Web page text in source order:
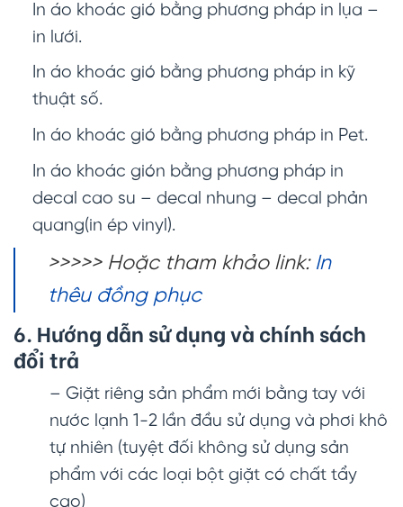
In áo khoác gió bằng phương pháp in lụa –
in lưới.
In áo khoác gió bằng phương pháp in kỹ
thuật số.
In áo khoác gió bằng phương pháp in Pet.
In áo khoác gión bằng phương pháp in
decal cao su – decal nhung – decal phản
quang(in ép vinyl).
>>>>> Hoặc tham khảo link: In
thêu đồng phục
6. Hướng dẫn sử dụng và chính sách
đổi trả
– Giặt riêng sản phẩm mới bằng tay với
nước lạnh 1-2 lần đầu sử dụng và phơi khô
tự nhiên (tuyệt đối không sử dụng sản
phẩm với các loại bột giặt có chất tẩy
cao)